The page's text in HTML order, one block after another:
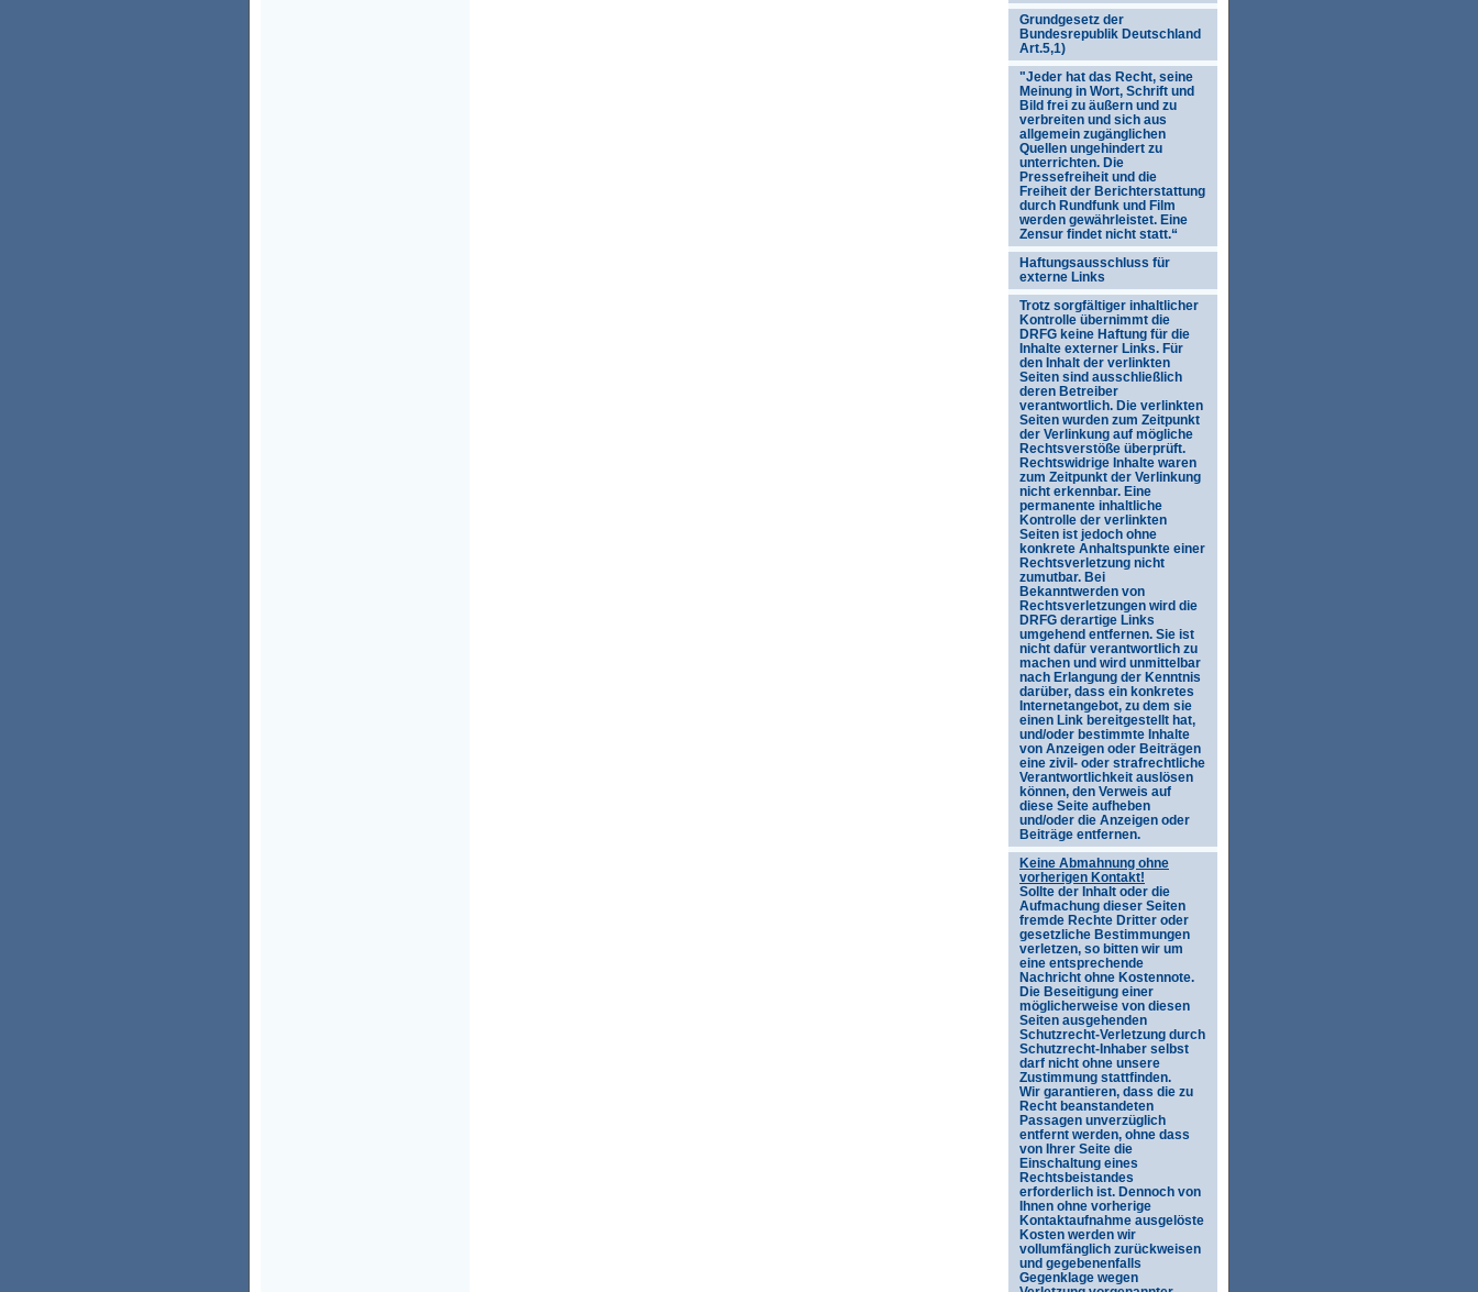
Grundgesetz der
Bundesrepublik Deutschland
Art.5,1)
"Jeder hat das Recht, seine
Meinung in Wort, Schrift und
Bild frei zu äußern und zu
verbreiten und sich aus
allgemein zugänglichen
Quellen ungehindert zu
unterrichten. Die
Pressefreiheit und die
Freiheit der Berichterstattung
durch Rundfunk und Film
werden gewährleistet. Eine
Zensur findet nicht statt.“
Haftungsausschluss für
externe Links
Trotz sorgfältiger inhaltlicher
Kontrolle übernimmt die
DRFG keine Haftung für die
Inhalte externer Links. Für
den Inhalt der verlinkten
Seiten sind ausschließlich
deren Betreiber
verantwortlich. Die verlinkten
Seiten wurden zum Zeitpunkt
der Verlinkung auf mögliche
Rechtsverstöße überprüft.
Rechtswidrige Inhalte waren
zum Zeitpunkt der Verlinkung
nicht erkennbar. Eine
permanente inhaltliche
Kontrolle der verlinkten
Seiten ist jedoch ohne
konkrete Anhaltspunkte einer
Rechtsverletzung nicht
zumutbar. Bei
Bekanntwerden von
Rechtsverletzungen wird die
DRFG derartige Links
umgehend entfernen. Sie ist
nicht dafür verantwortlich zu
machen und wird unmittelbar
nach Erlangung der Kenntnis
darüber, dass ein konkretes
Internetangebot, zu dem sie
einen Link bereitgestellt hat,
und/oder bestimmte Inhalte
von Anzeigen oder Beiträgen
eine zivil- oder strafrechtliche
Verantwortlichkeit auslösen
können, den Verweis auf
diese Seite aufheben
und/oder die Anzeigen oder
Beiträge entfernen.
Keine Abmahnung ohne
vorherigen Kontakt!
Sollte der Inhalt oder die
Aufmachung dieser Seiten
fremde Rechte Dritter oder
gesetzliche Bestimmungen
verletzen, so bitten wir um
eine entsprechende
Nachricht ohne Kostennote.
Die Beseitigung einer
möglicherweise von diesen
Seiten ausgehenden
Schutzrecht-Verletzung durch
Schutzrecht-Inhaber selbst
darf nicht ohne unsere
Zustimmung stattfinden.
Wir garantieren, dass die zu
Recht beanstandeten
Passagen unverzüglich
entfernt werden, ohne dass
von Ihrer Seite die
Einschaltung eines
Rechtsbeistandes
erforderlich ist. Dennoch von
Ihnen ohne vorherige
Kontaktaufnahme ausgelöste
Kosten werden wir
vollumfänglich zurückweisen
und gegebenenfalls
Gegenklage wegen